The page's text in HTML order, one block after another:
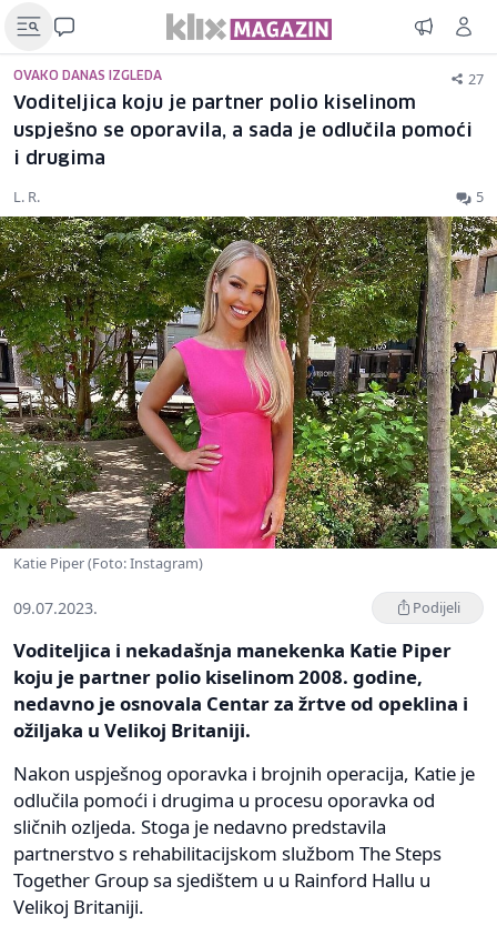
OVAKO DANAS IZGLEDA 27
Voditeljica koju je partner polio kiselinom
uspješno se oporavila, a sada je odlučila pomoći
i drugima
L. R. 5
Katie Piper (Foto: Instagram)
09.07.2023. Podijeli
Voditeljica i nekadašnja manekenka Katie Piper
koju je partner polio kiselinom 2008. godine,
nedavno je osnovala Centar za žrtve od opeklina i
ožiljaka u Velikoj Britaniji.
Nakon uspješnog oporavka i brojnih operacija, Katie je
odlučila pomoći i drugima u procesu oporavka od
sličnih ozljeda. Stoga je nedavno predstavila
partnerstvo s rehabilitacijskom službom The Steps
Together Group sa sjedištem u u Rainford Hallu u
Velikoj Britaniji.